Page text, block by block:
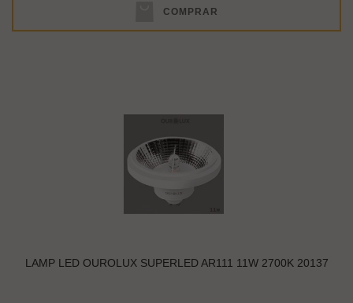
COMPRAR
LAMP LED OUROLUX SUPERLED AR111 11W 2700K 20137